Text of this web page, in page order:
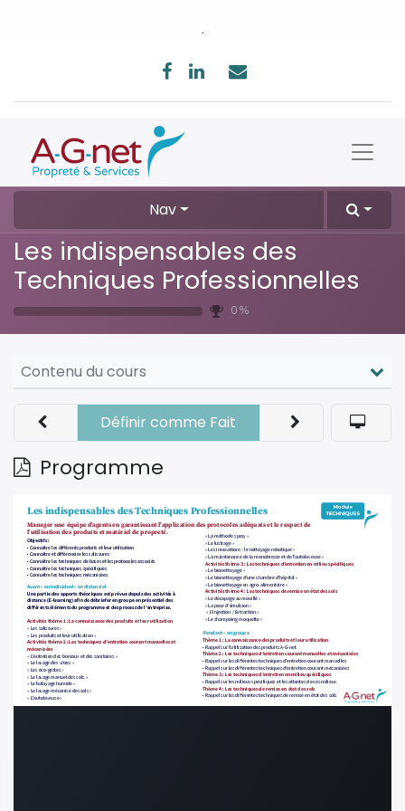
Nav
Les indispensables des
Techniques Professionnelles
0 %
Contenu du cours
Programme
Définir comme Fait